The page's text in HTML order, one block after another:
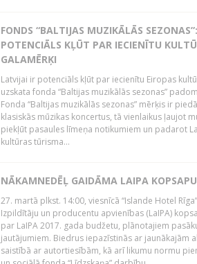
FONDS “BALTIJAS MUZIKĀLĀS
POTENCIĀLS KĻŪT PAR IECIENĪTU
GALAMĒRĶI
Latvijai ir potenciāls kļūt par iecienītu Eiropas
uzskata fonda “Baltijas muzikālās sezonas”
Fonda “Baltijas muzikālās sezonas” mērķis ir
klasiskās mūzikas koncertus, tā vienlaikus ļaujot
piekļūt pasaules līmeņa notikumiem un padarot
kultūras tūrisma...
NĀKAMNEDĒĻ GAIDĀMA LAIPA
27. martā plkst. 14:00, viesnīcā “Islande Hotel
Izpildītāju un producentu apvienības (LaIPA)
par LaIPA 2017. gada budžetu, plānotajiem
jautājumiem. Biedrus iepazīstinās ar jaunākajām
saistībā ar autortiesībām, kā arī likumu normu